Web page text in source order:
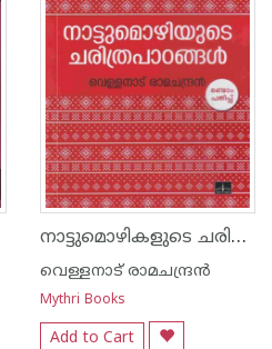
നാട്ടുമൊഴികളുടെ ചരിത്രപാഠങ്ങള്‍
വെള്ളനാട് രാമചന്ദ്രന്‍
Mythri Books
Add to Cart